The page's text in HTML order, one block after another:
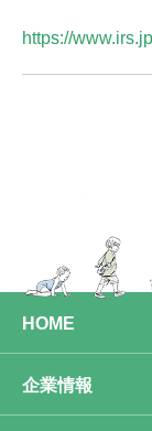
https://
HOME
企業情報